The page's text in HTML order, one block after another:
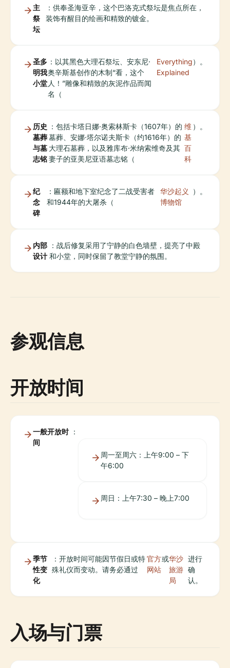
主
祭
坛
：供奉圣海亚辛，这个巴洛克式祭坛是焦点所在，
装饰有醒目的绘画和精致的镀金。
圣多
明我
小堂
：以其黑色大理石祭坛、安东尼·
奥辛斯基创作的木制“看，这个
人！”雕像和精致的灰泥作品而闻
名（
Everything
Explained
）。
历史
墓葬
与墓
志铭
：包括卡塔日娜·奥索林斯卡（1607年）的
墓葬、安娜·塔尔诺夫斯卡（约1616年）的
大理石墓葬，以及雅库布·米纳索维奇及其
妻子的亚美尼亚语墓志铭（
维
基
百
科
）。
纪
念
碑
：匾额和地下室纪念了二战受害者
和1944年的大屠杀（
华沙起义
博物馆
）。
内部
设计
：战后修复采用了宁静的白色墙壁，提亮了中殿
和小堂，同时保留了教堂宁静的氛围。
参观信息
开放时间
一般开放时
间
：
周一至周六：上午9:00 – 下
午6:00
周日：上午7:30 – 晚上7:00
季节
性变
化
：开放时间可能因节假日或特
殊礼仪而变动。请务必通过
官方
网站
或华沙
旅游
局
进行
确
认。
入场与门票